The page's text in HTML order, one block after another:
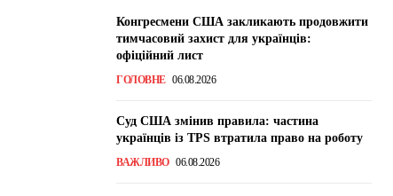
Конгресмени США закликають продовжити
тимчасовий захист для українців:
офіційний лист
ГОЛОВНЕ 06.08.2026
Суд США змінив правила: частина
українців із TPS втратила право на роботу
ВАЖЛИВО 06.08.2026